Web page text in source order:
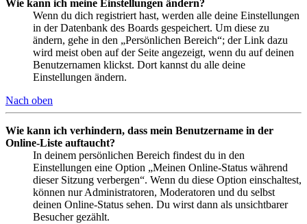
Wie kann ich meine Einstellungen ändern?
Wenn du dich registriert hast, werden alle deine Einstellungen
in der Datenbank des Boards gespeichert. Um diese zu
ändern, gehe in den „Persönlichen Bereich“; der Link dazu
wird meist oben auf der Seite angezeigt, wenn du auf deinen
Benutzernamen klickst. Dort kannst du alle deine
Einstellungen ändern.
Nach oben
Wie kann ich verhindern, dass mein Benutzername in der
Online-Liste auftaucht?
In deinem persönlichen Bereich findest du in den
Einstellungen eine Option „Meinen Online-Status während
dieser Sitzung verbergen“. Wenn du diese Option einschaltest,
können nur Administratoren, Moderatoren und du selbst
deinen Online-Status sehen. Du wirst dann als unsichtbarer
Besucher gezählt.